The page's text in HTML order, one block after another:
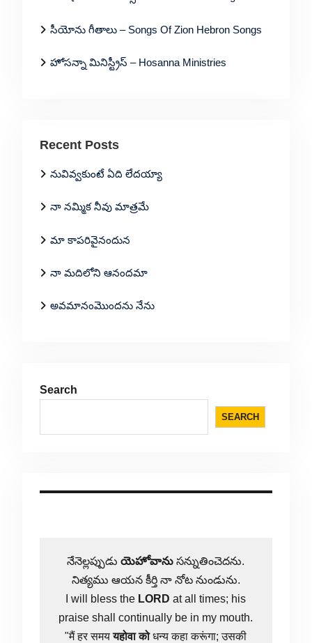
సీయోను గీతాలు – Songs Of Zion Hebron Songs
హోసన్నా మినిస్ట్రీస్ – Hosanna Ministries
Recent Posts
నువివ్వకుంటే ఏది లేదయ్యా
నా నమ్మిక నీవు మాత్రమే
మా కాపరివైనందున
నా మదిలోని ఆనందమా
అవమానంమొందను నేను
Search
SEARCH
నేనెల్లప్పుడుయెహోవాను సన్నుతించెదను.
నిత్యము ఆయన కీర్తి నా నోట నుండును.
I will bless the LORD at all times; his
praise shall continually be in my mouth.
"मैं हर समययहोवा कोधन्य कहा करूंगा; उसकी